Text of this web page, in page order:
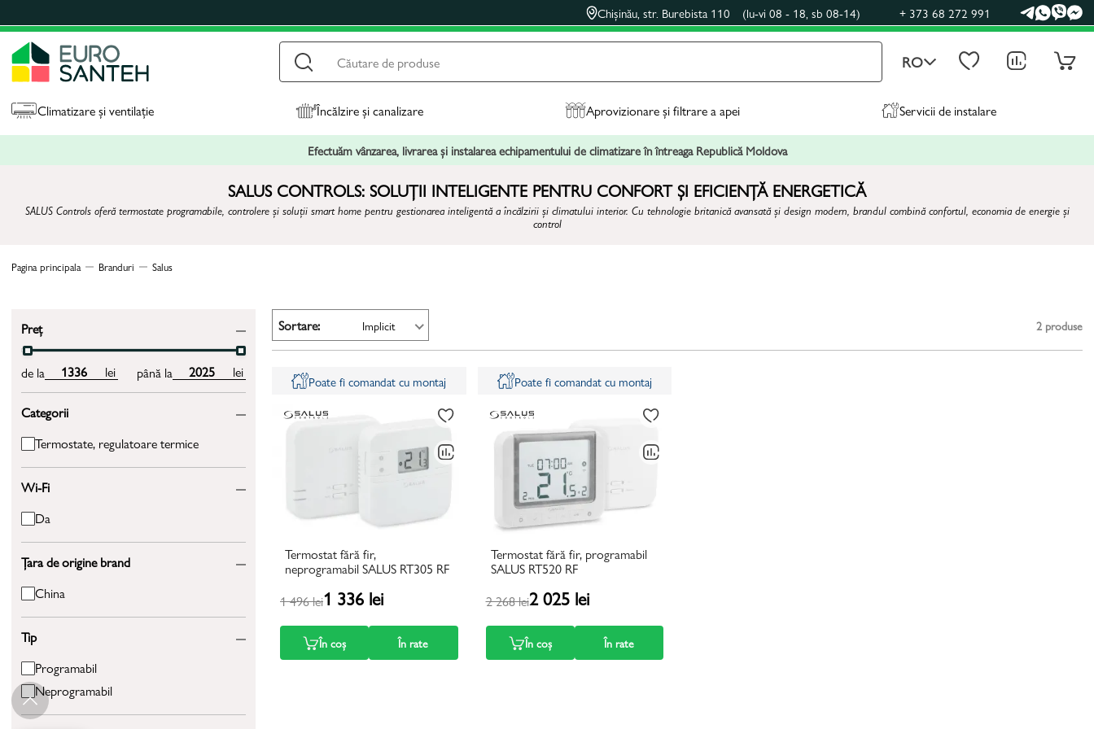
Chișinău, str. Burebista 110 (lu-vi 08 - 18, sb 08-14) + 373 68 272 991
RO
Climatizare și ventilație Încălzire și canalizare Aprovizionare și filtrare a apei Servicii de instalare
Efectuăm vânzarea, livrarea și instalarea echipamentului de climatizare în întreaga Republică Moldova
SALUS CONTROLS: SOLUȚII INTELIGENTE PENTRU CONFORT ȘI EFICIENȚĂ ENERGETICĂ
SALUS Controls oferă termostate programabile, controlere și soluții smart home pentru gestionarea inteligentă a încălzirii și climatului interior. Cu tehnologie britanică avansată și design modern, brandul combină confortul, economia de energie și
control
Pagina principala Branduri Salus
Preț
de la lei până la lei
Categorii
Termostate, regulatoare termice
Wi-Fi
Da
Țara de origine brand
China
Tip
Programabil
Neprogramabil
Sortare: Implicit 2 produse
Poate fi comandat cu montaj
Termostat fără fir,
neprogramabil SALUS RT305 RF
1 496 lei1 336 lei
În coș În rate
Poate fi comandat cu montaj
Termostat fără fir, programabil
SALUS RT520 RF
2 268 lei2 025 lei
În coș În rate